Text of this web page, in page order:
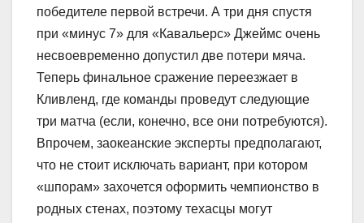
победителе первой встречи. А три дня спустя
при «минус 7» для «Кавальерс» Джеймс очень
несвоевременно допустил две потери мяча.
Теперь финальное сражение переезжает в
Кливленд, где команды проведут следующие
три матча (если, конечно, все они потребуются).
Впрочем, заокеанские эксперты предполагают,
что не стоит исключать вариант, при котором
«шпорам» захочется оформить чемпионство в
родных стенах, поэтому техасцы могут